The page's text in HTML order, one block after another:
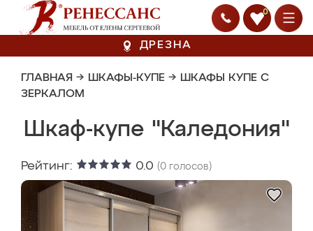
0
ДРЕЗНА
ГЛАВНАЯ → ШКАФЫ-КУПЕ → ШКАФЫ КУПЕ С
ЗЕРКАЛОМ
Шкаф-купе "Каледония"
Рейтинг: 0.0 (0 голосов)